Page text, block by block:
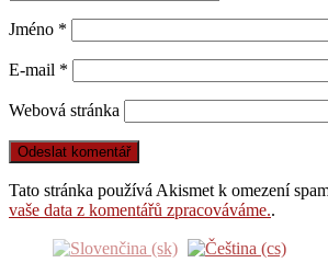
Jméno *
E-mail *
Webová stránka
Tato stránka používá Akismet k omezení
vaše data z komentářů zpracováváme..